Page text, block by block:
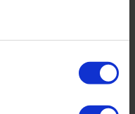
a unei prietene a
care fusese
Atunci a simțit că va